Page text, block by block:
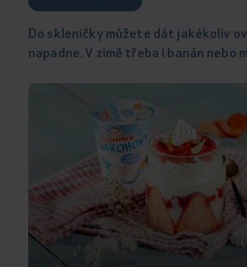
Do skleničky můžete dát jakékoliv
napadne. V zimě třeba i banán nebo